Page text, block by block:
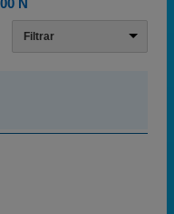
N
Filtrar